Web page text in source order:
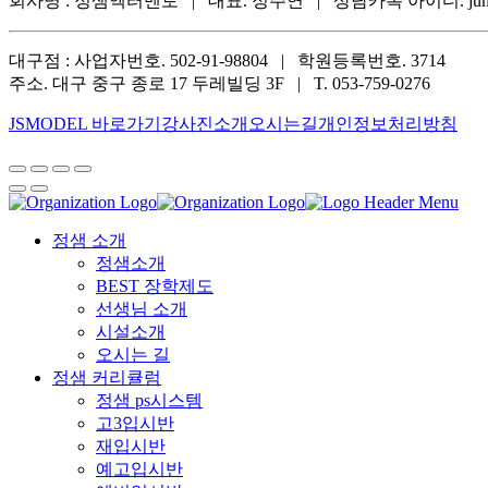
대구점 : 사업자번호. 502-91-98804 | 학원등록번호. 3714
주소. 대구 중구 종로 17 두레빌딩 3F | T. 053-759-0276
JSMODEL 바로가기 강사진소개 오시는길개인정보처리방침
정샘 소개
정샘소개
BEST 장학제도
선생님 소개
시설소개
오시는 길
정샘 커리큘럼
정샘 ps시스템
고3입시반
재입시반
예고입시반